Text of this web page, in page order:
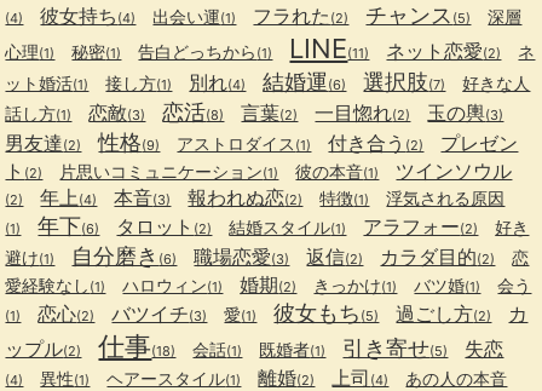
(4) 彼女持ち (4) 出会い運(1) フラれた (2) チャンス (5)
深層
心理(1) 秘密(1) 告白どっちから (1) LINE(11) ネット恋愛(2)
ネ
ット婚活(1) 接し方(1) 別れ(4) 結婚運(6) 選択肢(7)
好きな人
話し方(1) 恋敵(3) 恋活(8) 言葉(2) 一目惚れ(2) 玉の輿(3)
男友達(2) 性格(9) アストロダイス (1) 付き合う (2)
プレゼン
ト (2) 片思いコミュニケーション(1) 彼の本音(1) ツインソウル
(2) 年上 (4) 本音(3) 報われぬ恋(2) 特徴(1) 浮気される原因
(1) 年下(6) タロット (2) 結婚スタイル(1) アラフォー(2)
好き
避け(1) 自分磨き (6) 職場恋愛(3) 返信(2) カラダ目的(2)
恋
愛経験なし (1) ハロウィン(1) 婚期(2) きっかけ(1) バツ婚(1) 会う
(1) 恋心(2) バツイチ(3) 愛(1) 彼女もち (5) 過ごし方(2)
カ
ップル(2) 仕事(18) 会話(1) 既婚者(1) 引き寄せ(5) 失恋
(4) 異性(1) ヘアースタイル(1) 離婚(2) 上司 (4) あの人の本音